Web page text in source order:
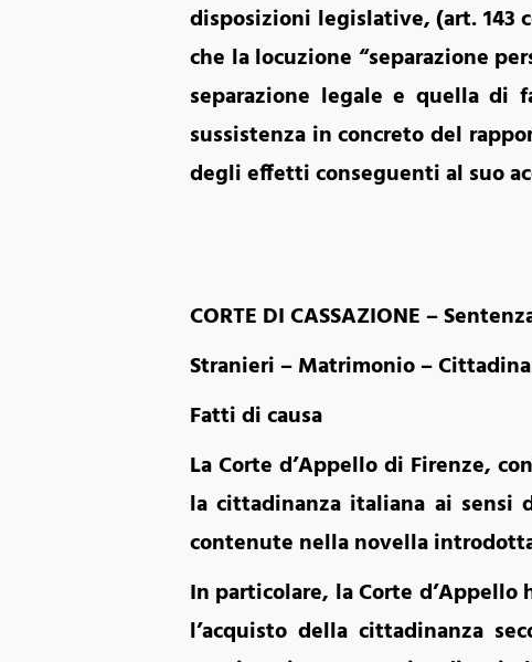
disposizioni legislative, (art. 143
che la locuzione “separazione
separazione legale e quella di
sussistenza in concreto del
degli effetti conseguenti al suo
CORTE DI CASSAZIONE –
Stranieri – Matrimonio –
Fatti di causa
La Corte d’Appello di Firenze,
la cittadinanza italiana ai sensi
contenute nella novella
In particolare, la Corte
l’acquisto della cittadinanza